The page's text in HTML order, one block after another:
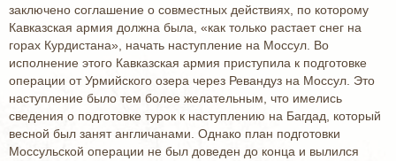
заключено соглашение о совместных действиях, по которому
Кавказская армия должна была, «как только растает снег на
горах Курдистана», начать наступление на Моссул. Во
исполнение этого Кавказская армия приступила к подготовке
операции от Урмийского озера через Ревандуз на Моссул. Это
наступление было тем более желательным, что имелись
сведения о подготовке турок к наступлению на Багдад, который
весной был занят англичанами. Однако план подготовки
Моссульской операции не был доведен до конца и вылился